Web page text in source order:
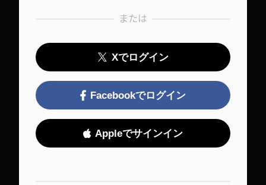
または
Xでログイン
Facebookでログイン
Appleでサインイン